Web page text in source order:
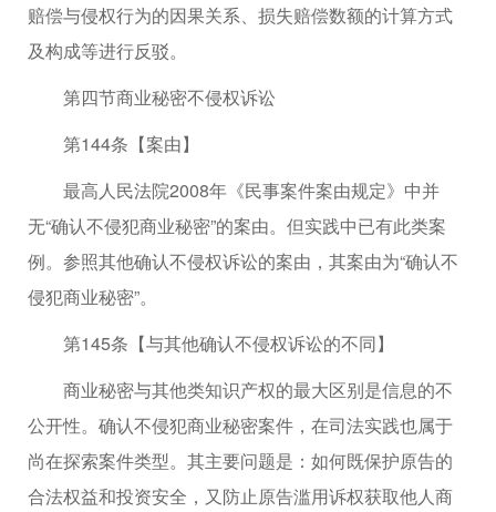
赔偿与侵权行为的因果关系、损失赔偿数额的计算方式
及构成等进行反驳。
第四节商业秘密不侵权诉讼
第144条【案由】
最高人民法院2008年《民事案件案由规定》中并
无“确认不侵犯商业秘密”的案由。但实践中已有此类案
例。参照其他确认不侵权诉讼的案由，其案由为“确认不
侵犯商业秘密”。
第145条【与其他确认不侵权诉讼的不同】
商业秘密与其他类知识产权的最大区别是信息的不
公开性。确认不侵犯商业秘密案件，在司法实践也属于
尚在探索案件类型。其主要问题是：如何既保护原告的
合法权益和投资安全，又防止原告滥用诉权获取他人商